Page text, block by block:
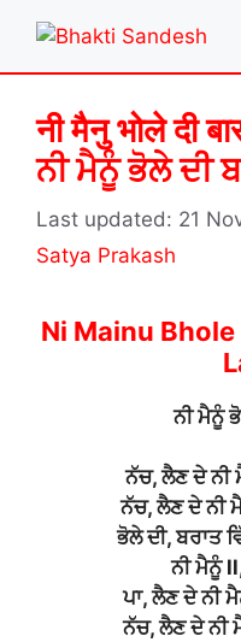
content
नी मैनु भोले दी
ਨੀ ਮੈਨੂੰ ਭੋਲੇ ਦੀ
21
Satya Prakash
Ni Mainu
ਨੀ ਮੈਨੂੰ
ਨੱਚ, ਲੈਣ ਦੇ ਨੀ
ਨੱਚ, ਲੈਣ ਦੇ ਨੀ
ਭੋਲੇ ਦੀ, ਬਰਾਤ
ਨੀ ਮੈਨੂੰ
ਪਾ, ਲੈਣ ਦੇ ਨੀ
ਨੱਚ, ਲੈਣ ਦੇ ਨੀ